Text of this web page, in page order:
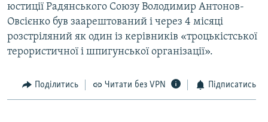
юстиції Радянського Союзу Володимир Антонов-
Овсієнко був заарештований і через 4 місяці
розстріляний як один із керівників «троцькістської
терористичної і шпигунської організації».
Поділитись Читати без VPN Підписатись